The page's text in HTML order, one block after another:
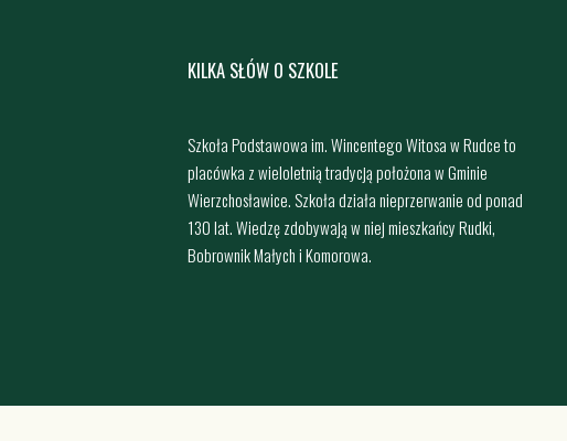
KILKA SŁÓW O SZKOLE
Szkoła Podstawowa im. Wincentego Witosa w Rudce to
placówka z wieloletnią tradycją położona w Gminie
Wierzchosławice. Szkoła działa nieprzerwanie od ponad
130 lat. Wiedzę zdobywają w niej mieszkańcy Rudki,
Bobrownik Małych i Komorowa.